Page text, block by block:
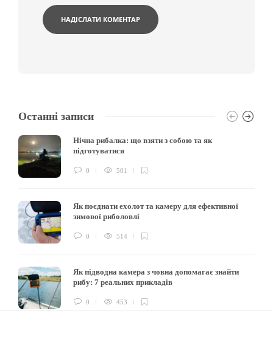
Останні записи
Нічна рибалка: що взяти з собою та як
підготуватися
0 501
Як поєднати ехолот та камеру для ефективної
зимової риболовлі
0 514
Як підводна камера з човна допомагає знайти
рибу: 7 реальних прикладів
0 453